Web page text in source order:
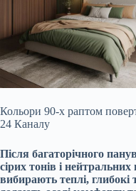
Кольори 90-х раптом
24 Каналу
Після багаторічного
сірих тонів і
вибирають теплі, глибокі